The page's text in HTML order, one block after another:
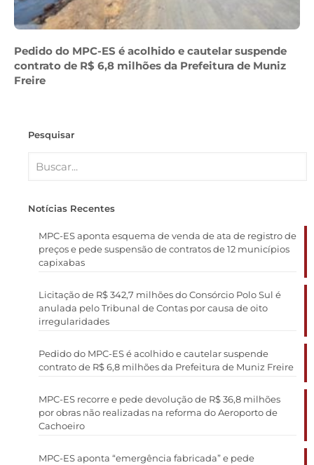
Pedido do MPC-ES é acolhido e cautelar suspende
contrato de R$ 6,8 milhões da Prefeitura de Muniz
Freire
Pesquisar
Notícias Recentes
MPC-ES aponta esquema de venda de ata de registro de
preços e pede suspensão de contratos de 12 municípios
capixabas
Licitação de R$ 342,7 milhões do Consórcio Polo Sul é
anulada pelo Tribunal de Contas por causa de oito
irregularidades
Pedido do MPC-ES é acolhido e cautelar suspende
contrato de R$ 6,8 milhões da Prefeitura de Muniz Freire
MPC-ES recorre e pede devolução de R$ 36,8 milhões
por obras não realizadas na reforma do Aeroporto de
Cachoeiro
MPC-ES aponta “emergência fabricada” e pede